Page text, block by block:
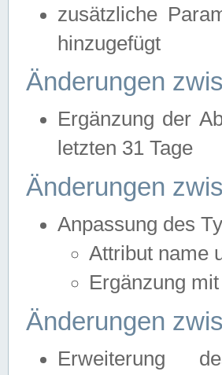
zusätzliche
hinzugefügt
Änderungen
Ergänzung der
letzten 31 Tage
Änderungen
Anpassung des
Attribut name
Ergänzung
Änderungen
Erweiterung